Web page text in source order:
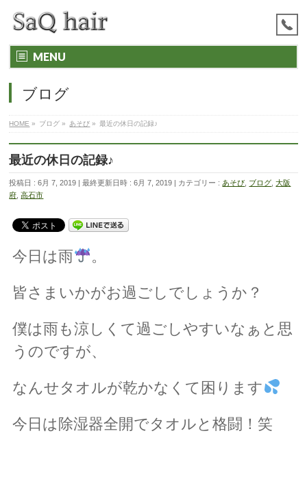
MENU
ブログ
HOME » ブログ » あそび » 最近の休日の記録♪
最近の休日の記録♪
投稿日 : 6月 7, 2019 最終更新日時 : 6月 7, 2019 カテゴリー : あそび ブログ ,大阪
府 ,高石市
今日は雨
。
皆さまいかがお過ごしでしょうか？
僕は雨も涼しくて過ごしやすいなぁと思
うのですが、
なんせタオルが乾かなくて困ります
今日は除湿器全開でタオルと格闘！笑